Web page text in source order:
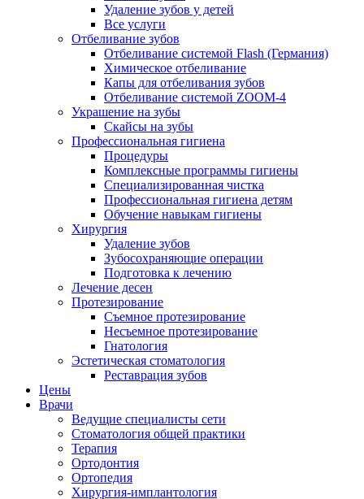
Удаление зубов у детей
Все услуги
Отбеливание зубов
Отбеливание системой Flash (Германия)
Химическое отбеливание
Капы для отбеливания зубов
Отбеливание системой ZOOM-4
Украшение на зубы
Скайсы на зубы
Профессиональная гигиена
Процедуры
Комплексные программы гигиены
Специализированная чистка
Профессиональная гигиена детям
Обучение навыкам гигиены
Хирургия
Удаление зубов
Зубосохраняющие операции
Подготовка к лечению
Лечение десен
Протезирование
Съемное протезирование
Несъемное протезирование
Гнатология
Эстетическая стоматология
Реставрация зубов
Цены
Врачи
Ведущие специалисты сети
Стоматология общей практики
Терапия
Ортодонтия
Ортопедия
Хирургия-имплантология